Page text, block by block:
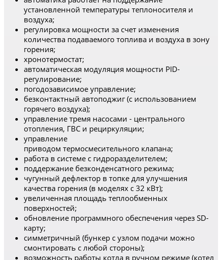
установленной температуры теплоносителя и
воздуха;
регулировка мощности за счет изменения
количества подаваемого топлива и воздуха в зону
горения;
хронотермостат;
автоматическая модуляция мощности PID-
регулирование;
погодозависимое управление;
безконтактный автоподжиг (с использованием
горячего воздуха);
управление тремя насосами - центрального
отопления, ГВС и рециркуляции;
управление
приводом термосмесительного клапана;
работа в системе с гидроразделителем;
поддержание безконденсатного режима;
чугунный дефлектор в топке для улучшения
качества горения (в моделях с 32 кВт);
увеличенная площадь теплообменных
поверхностей;
обновление программного обеспечения через SD-
карту;
симметричный (бункер с узлом подачи можно
смонтировать с любой стороны);
возможность работы котла в ручном режиме (котел